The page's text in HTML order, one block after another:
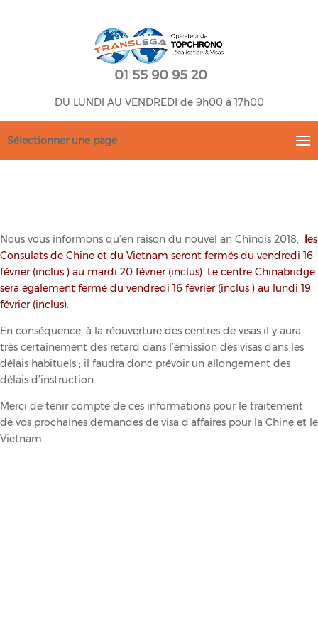
01 55 90 95 20
DU LUNDI AU VENDREDI de 9h00 à 17h00
Sélectionner une page
Nous vous informons qu’en raison du nouvel an Chinois 2018, les
Consulats de Chine et du Vietnam seront fermés du vendredi 16
février (inclus ) au mardi 20 février (inclus). Le centre Chinabridge
sera également fermé du vendredi 16 février (inclus ) au lundi 19
février (inclus).
En conséquence, à la réouverture des centres de visas il y aura
très certainement des retard dans l’émission des visas dans les
délais habituels ; il faudra donc prévoir un allongement des
délais d’instruction.
Merci de tenir compte de ces informations pour le traitement
de vos prochaines demandes de visa d’affaires pour la Chine et le
Vietnam